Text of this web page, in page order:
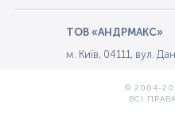
ТОВ «АНДРМАКС»
м. Київ, 04111, вул.
© 2004-
ВСІ